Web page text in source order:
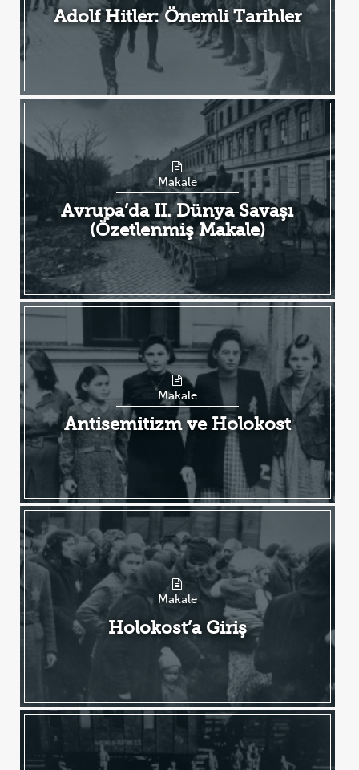
Adolf Hitler: Önemli Tarihler
Makale
Avrupa’da II. Dünya Savaşı
(Özetlenmiş Makale)
Makale
Antisemitizm ve Holokost
Makale
Holokost’a Giriş